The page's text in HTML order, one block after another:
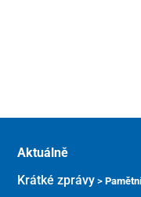
Aktuálně
Krátké zprávy >